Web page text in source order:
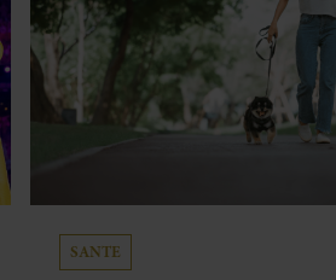
honger simpelweg aanwakkert,
onderzoek een stuk te kort door
gebeurt iets veel interessanters.